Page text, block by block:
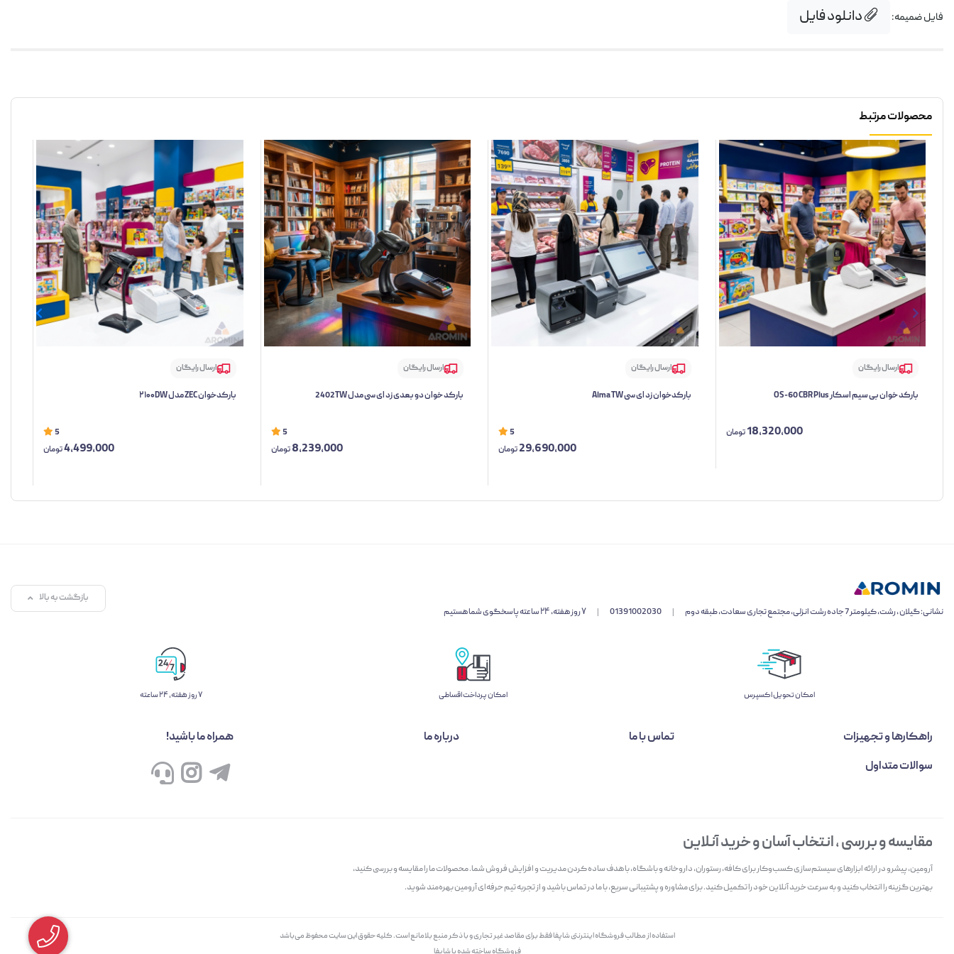
فایل ضمیمه: دانلود فایل
محصولات مرتبط
ارسال رایگان
بارکد خوان بی سیم اسکار OS-60 CBR Plus
18,320,000 تومان
ارسال رایگان
بارکدخوان زد ای سی Alma TW
5
29,690,000تومان
ارسال رایگان
بارکد خوان دو بعدی زد ای سی مدل 2402TW
5
8,239,000 تومان
ارسال رایگان
بارکدخوان ZEC مدل ۲۱۰۰DW
5
4,499,000تومان
نشانی: گیلان ، رشت، کیلومتر 7 جاده رشت انزلی، مجتمع تجاری سعادت، طبقه دوم |
01391002030
| ۷ روز هفته، ۲۴ ساعته پاسخگوی شما هستیم
بازگشت به بالا
اﻣﮑﺎن ﺗﺤﻮﯾﻞ اﮐﺴﭙﺮس امکان پرداخت اقساطی ۷ روز ﻫﻔﺘﻪ، ۲۴ ﺳﺎﻋﺘﻪ
راهکارها و تجهیزات تماس با ما
درباره ما
سوالات متداول
همراه ما باشید!
مقایسه و بررسی ، انتخاب آسان و خرید آنلاین
آرومین، پیشرو در ارائه ابزارهای سیستم‌سازی کسب‌وکار برای کافه، رستوران، داروخانه و باشگاه، با هدف ساده کردن مدیریت و افزایش فروش شما. محصولات ما را مقایسه و بررسی کنید،
بهترین گزینه را انتخاب کنید و به سرعت خرید آنلاین خود را تکمیل کنید. برای مشاوره و پشتیبانی سریع، با ما در تماس باشید و از تجربه تیم حرفه‌ای آرومین بهره‌مند شوید.
استفاده از مطالب فروشگاه اینترنتی شاپفا فقط برای مقاصد غیر تجاری و با ذکر منبع بلامانع است. کليه حقوق اين سايت محفوظ می‌باشد